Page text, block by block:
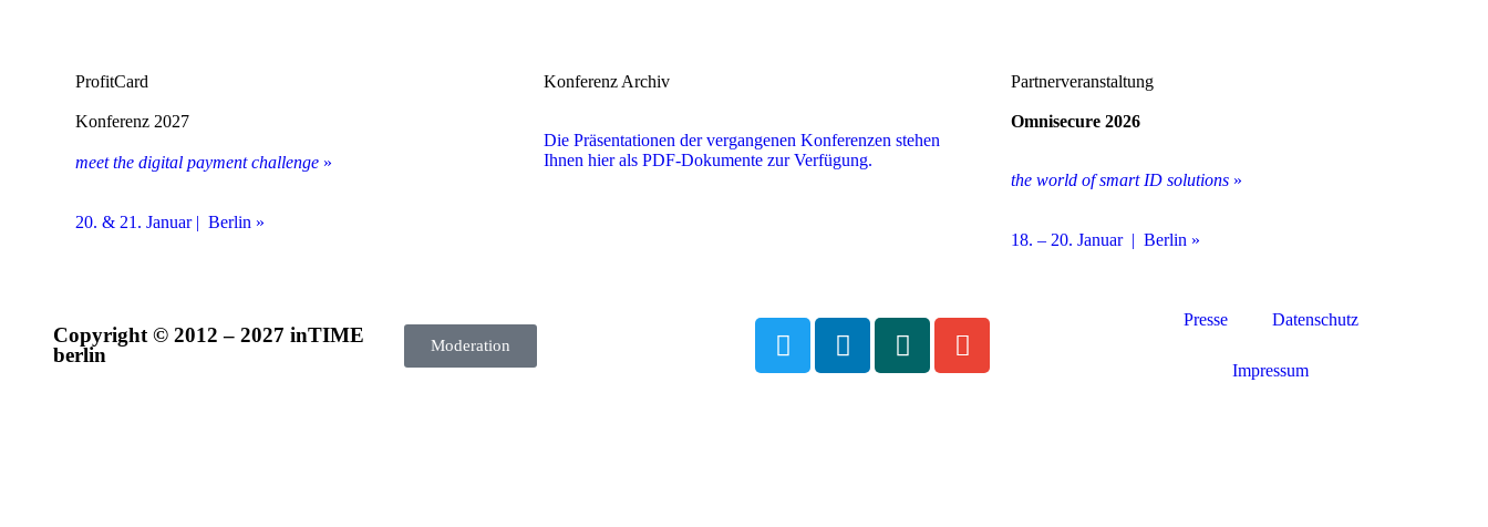
ProfitCard
Konferenz 2027
meet the digital payment challenge »
20. & 21. Januar | Berlin »
Konferenz Archiv
Die Präsentationen der vergangenen Konferenzen stehen
Ihnen hier als PDF-Dokumente zur Verfügung.
Partnerveranstaltung
Omnisecure 2026
the world of smart ID solutions »
18. – 20. Januar | Berlin »
Copyright © 2012 – 2027 inTIME
berlin
Moderation
Presse Datenschutz
Impressum